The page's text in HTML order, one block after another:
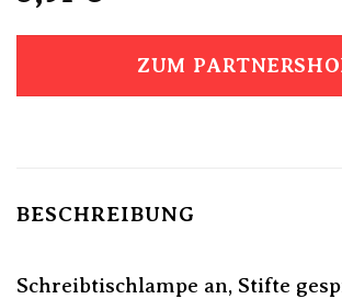
ZUM
BESCHREIBUNG
Schreibtischlampe an, Stifte